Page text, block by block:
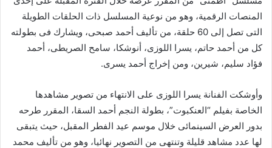
المنصات الرقمية، وهو من نوعية المسلسل ذات الحلقات الطويلة
التى تصل إلى 60 حلقة، من تأليف أحمد صبحى، ويشارك فى بطولته
كل من أحمد حاتم، يسرا اللوزى، أنوشكا، سامح الصريطى، أحمد
فؤاد سليم، شيرين، ومن إخراج أحمد يسرى.
وأوشكت الفنانة يسرا اللوزى على الانتهاء من تصوير مشاهدها
الخاصة بفيلم “العنكبوت”، بطولة النجم أحمد السقا، المقرر طرحه
بدور العرض السينمائى خلال موسم عيد الفطر المقبل، حيث يتبقى
لها عدد مشاهد قليلة وتنتهى من التصوير نهائيا، وهو من تأليف محمد